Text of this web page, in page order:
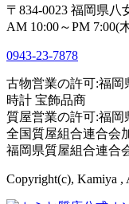
〒834-0023 福岡県八
AM 10:00～PM 7:00(
0943-23-7878
古物営業の許可:福岡
時計 宝飾品商
質屋営業の許可:福岡
全国質屋組合連合会
福岡県質屋組合連合
Copyright(c), Kamiya ,